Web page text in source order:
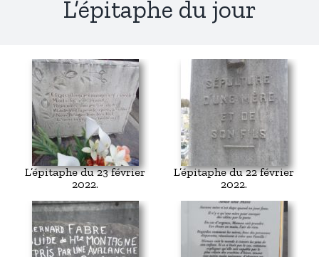
L’épitaphe du jour
L’épitaphe du 23 février
2022.
L’épitaphe du 22 février
2022.